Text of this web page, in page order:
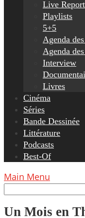
Live Report
Playlists
5+5
Agenda
Agenda
Interview
Livres
Cinéma
Séries
Bande Dessinée
Littérature
Podcasts
Best-Of
Main Menu
Un Mois en